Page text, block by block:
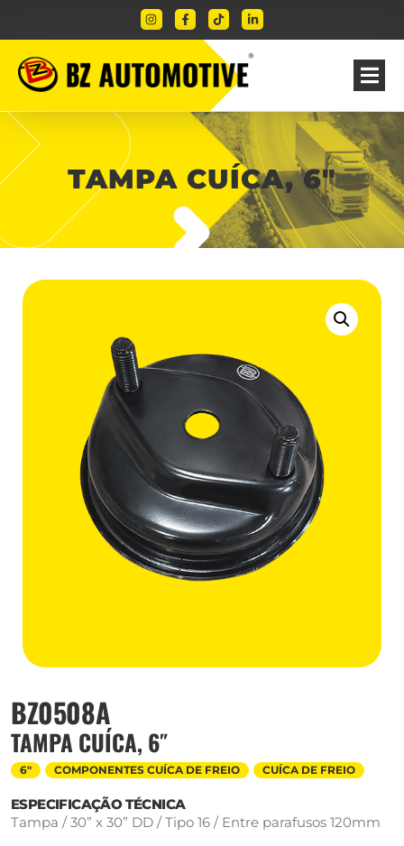
TAMPA CUÍCA, 6″
BZ0508A
TAMPA CUÍCA, 6″
6" COMPONENTES CUÍCA DE FREIO CUÍCA DE FREIO
ESPECIFICAÇÃO TÉCNICA
Tampa / 30” x 30” DD / Tipo 16 / Entre parafusos 120mm